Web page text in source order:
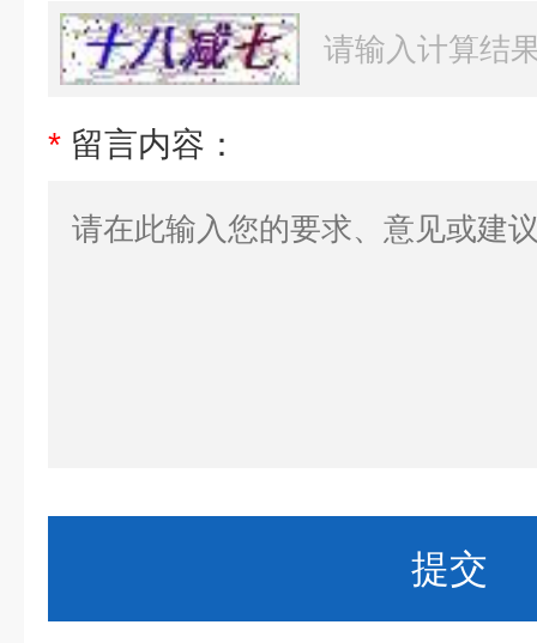
* 留言内容：